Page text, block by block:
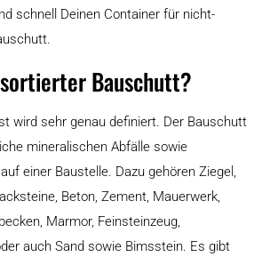
schnell Deinen Container für nicht-
Bauschutt?
wird sehr genau definiert. Der Bauschutt
mineralischen Abfälle sowie
einer Baustelle. Dazu gehören Ziegel,
Beton, Zement, Mauerwerk,
Marmor, Feinsteinzeug,
auch Sand sowie Bimsstein. Es gibt